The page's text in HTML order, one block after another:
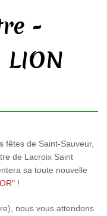
-
LION
fêtes de Saint-Sauveur,
de Lacroix Saint
sa toute nouvelle
!
nous vous attendons